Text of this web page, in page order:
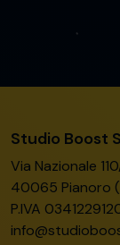
Studio Boost
Via Nazionale
40065 Pianoro
P.IVA